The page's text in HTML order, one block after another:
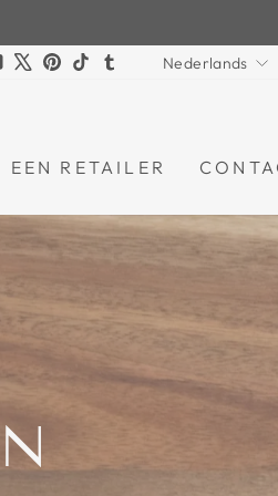
YouTubePinterest
TikTokTumblrTAAL
Nederlands
EEN RETAILER